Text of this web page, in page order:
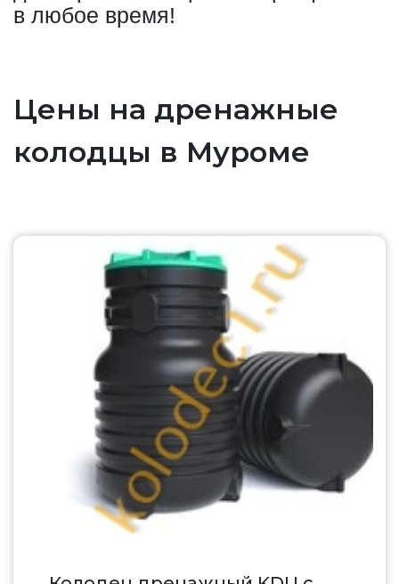
в любое время!
Цены на дренажные
колодцы в Муроме